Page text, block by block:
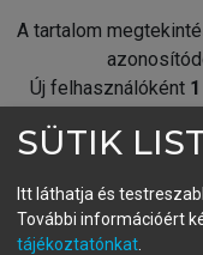
A tartalom
Új felhasználóként
fiókoddal,
A regisztráció után a
SÜTIK
Itt láthatja és
További információért
tájékoztatónkat